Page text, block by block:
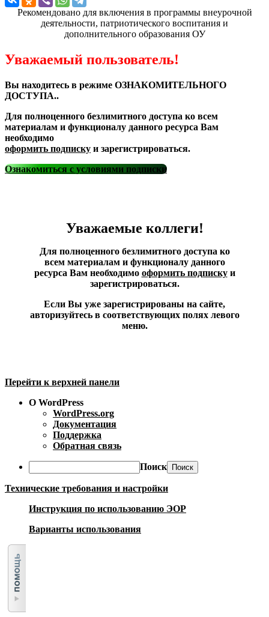
Рекомендовано для включения в программы внеурочной
деятельности, патриотического воспитания и
дополнительного образования ОУ
Уважаемый пользователь!
Вы находитесь в режиме ОЗНАКОМИТЕЛЬНОГО
ДОСТУПА..
Для полноценного безлимитного доступа ко всем
материалам и функционалу данного ресурса Вам
необходимо
оформить подписку и зарегистрироваться.
Ознакомиться с условиями подписки
Уважаемые коллеги!
Для полноценного безлимитного доступа ко
всем материалам и функционалу данного
ресурса Вам необходимо оформить подпискуи
зарегистрироваться.
Если Вы уже зарегистрированы на сайте,
авторизуйтесь в соответствующих полях левого
меню.
Перейти к верхней панели
О WordPress
WordPress.org
Документация
Поддержка
Обратная связь
Поиск
Технические требования и настройки
Инструкция по использованию ЭОР
Варианты использования